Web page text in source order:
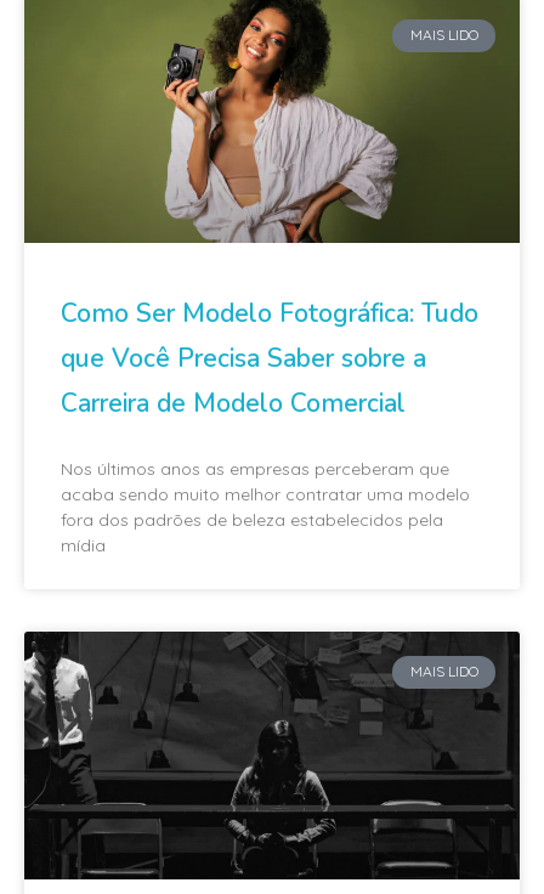
MAIS LIDO
Como Ser Modelo Fotográfica: Tudo
que Você Precisa Saber sobre a
Carreira de Modelo Comercial
Nos últimos anos as empresas perceberam que
acaba sendo muito melhor contratar uma modelo
fora dos padrões de beleza estabelecidos pela
mídia
MAIS LIDO